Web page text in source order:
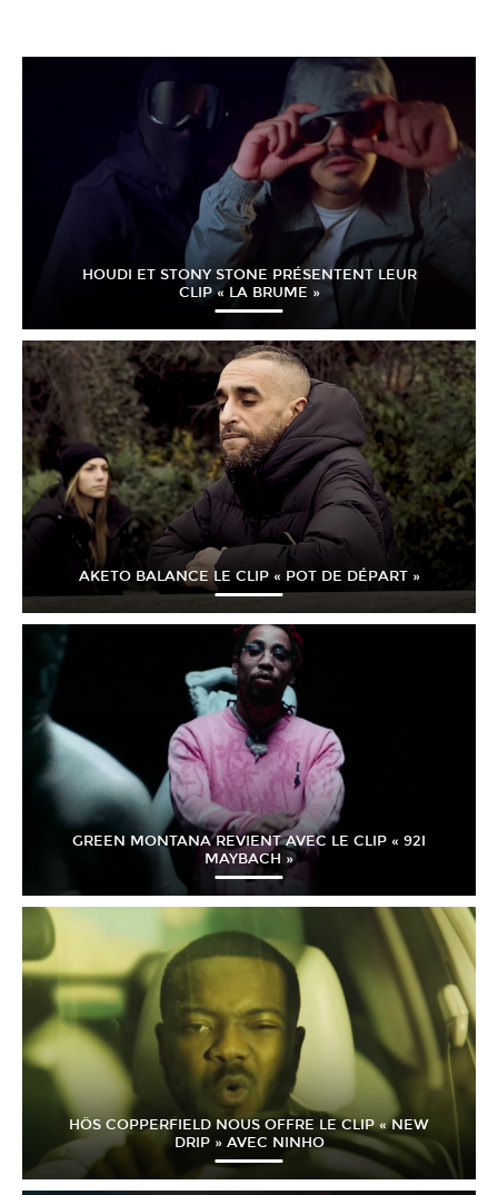
HOUDI ET STONY STONE PRÉSENTENT LEUR
CLIP « LA BRUME »
AKETO BALANCE LE CLIP « POT DE DÉPART »
GREEN MONTANA REVIENT AVEC LE CLIP « 92I
MAYBACH »
HÖS COPPERFIELD NOUS OFFRE LE CLIP « NEW
DRIP » AVEC NINHO